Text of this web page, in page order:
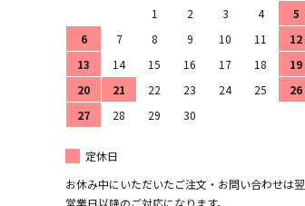
1 2 3 4
5
6
7 8 9 10 11
12
13
14 15 16 17 18
19
20
21 22 23 24 25
26
27
28 29 30
定休日
お休み中にいただいたご注文・お問い合わせは翌
営業日以降のご対応になります。